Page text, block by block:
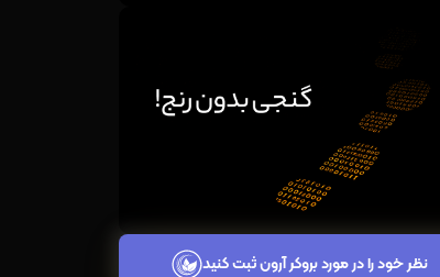
نظر خود را در مورد بروکر آرون ثبت کنید